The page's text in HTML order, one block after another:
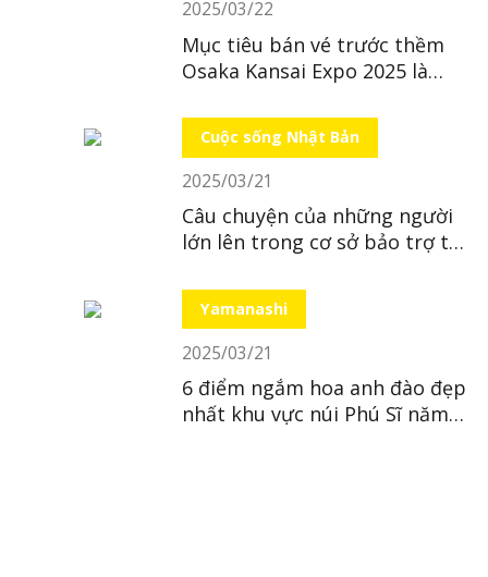
2025/03/22
Mục tiêu bán vé trước thềm
Osaka Kansai Expo 2025 là
Cuộc sống Nhật Bản
2025/03/21
Câu chuyện của những người
lớn lên trong cơ sở bảo trợ tại
Yamanashi
2025/03/21
6 điểm ngắm hoa anh đào đẹp
nhất khu vực núi Phú Sĩ năm